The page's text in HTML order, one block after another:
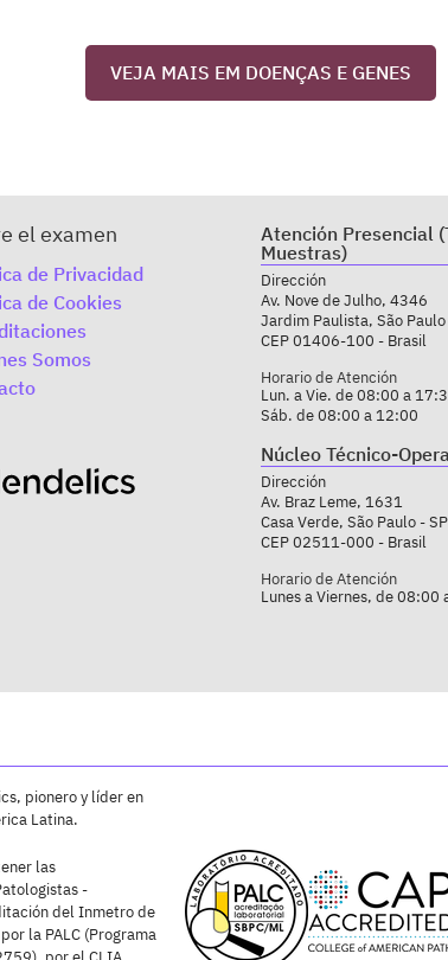
VEJA MAIS EM DOENÇAS E GENES
el examen
de Privacidad
de Cookies
Somos
Atención Presencial
Muestras)
Dirección
Av. Nove de Julho, 4346
Jardim Paulista, São Paulo
CEP 01406-100 - Brasil
Horario de Atención
Lun. a Vie. de 08:00 a
Sáb. de 08:00 a 12:00
Núcleo Técnico-
Dirección
Av. Braz Leme, 1631
Casa Verde, São Paulo - SP
CEP 02511-000 - Brasil
Horario de Atención
Lunes a Viernes, de 08:00
pionero y líder en
Latina.
las
-
del Inmetro de
la PALC (Programa